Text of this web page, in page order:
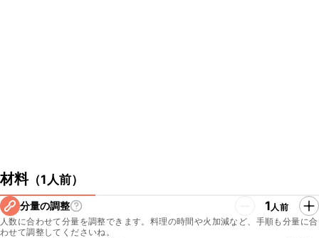
材料（1人前）
分量の調整 1人前
人数に合わせて分量を調整できます。料理の時間や火加減など、手順も分量に合
わせて調整してくださいね。